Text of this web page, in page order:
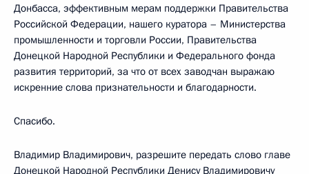
Донбасса, эффективным мерам поддержки Правительства
Российской Федерации, нашего куратора – Министерства
промышленности и торговли России, Правительства
Донецкой Народной Республики и Федерального фонда
развития территорий, за что от всех заводчан выражаю
искренние слова признательности и благодарности.
Спасибо.
Владимир Владимирович, разрешите передать слово главе
Донецкой Народной Республики Денису Владимировичу